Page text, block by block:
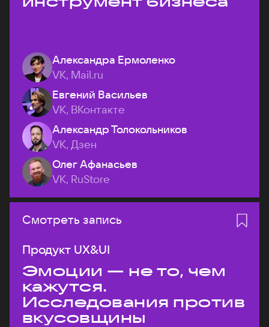
Александра Ермоленко
VK, Mail.ru
Евгений Васильев
VK, ВКонтакте
Александр Толокольников
VK, Дзен
Олег Афанасьев
VK, RuStore
Смотреть запись
Продукт UX&UI
Эмоции — не то, чем
кажутся.
Исследования против
вкусовщины